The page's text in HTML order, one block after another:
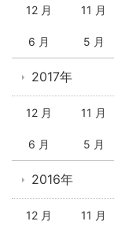
12 月 11 月
6 月 5 月
2017年
12 月 11 月
6 月 5 月
2016年
12 月 11 月